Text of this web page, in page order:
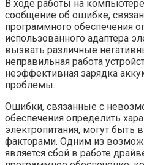
В ходе работы на
сообщение об ошибке,
программного обеспечения
использованного адаптера
вызвать различные
неправильная работа
неэффективная зарядка
проблемы.
Ошибки, связанные с
обеспечения определить
электропитания, могут
факторами. Одним из
является сбой в работе